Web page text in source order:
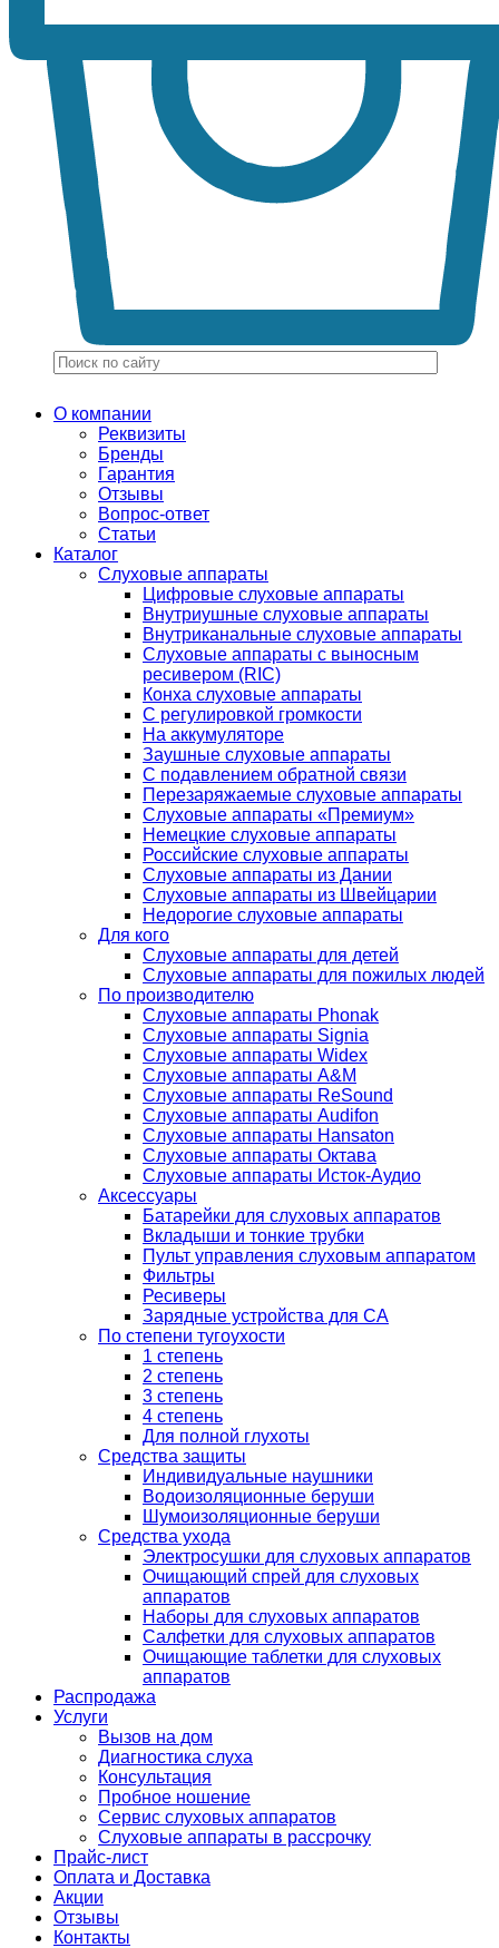
О компании
Реквизиты
Бренды
Гарантия
Отзывы
Вопрос-ответ
Статьи
Каталог
Слуховые аппараты
Цифровые слуховые аппараты
Внутриушные слуховые аппараты
Внутриканальные слуховые аппараты
Слуховые аппараты с выносным
ресивером (RIC)
Конха слуховые аппараты
С регулировкой громкости
На аккумуляторе
Заушные слуховые аппараты
C подавлением обратной связи
Перезаряжаемые слуховые аппараты
Слуховые аппараты «Премиум»
Немецкие слуховые аппараты
Российские слуховые аппараты
Слуховые аппараты из Дании
Слуховые аппараты из Швейцарии
Недорогие слуховые аппараты
Для кого
Слуховые аппараты для детей
Слуховые аппараты для пожилых людей
По производителю
Слуховые аппараты Phonak
Слуховые аппараты Signia
Слуховые аппараты Widex
Слуховые аппараты A&M
Слуховые аппараты ReSound
Слуховые аппараты Audifon
Слуховые аппараты Hansaton
Слуховые аппараты Октава
Слуховые аппараты Исток-Аудио
Аксессуары
Батарейки для слуховых аппаратов
Вкладыши и тонкие трубки
Пульт управления слуховым аппаратом
Фильтры
Ресиверы
Зарядные устройства для СА
По степени тугоухости
1 степень
2 степень
3 степень
4 степень
Для полной глухоты
Средства защиты
Индивидуальные наушники
Водоизоляционные беруши
Шумоизоляционные беруши
Средства ухода
Электросушки для слуховых аппаратов
Очищающий спрей для слуховых
аппаратов
Наборы для слуховых аппаратов
Салфетки для слуховых аппаратов
Очищающие таблетки для слуховых
аппаратов
Распродажа
Услуги
Вызов на дом
Диагностика слуха
Консультация
Пробное ношение
Сервис слуховых аппаратов
Слуховые аппараты в рассрочку
Прайс-лист
Оплата и Доставка
Акции
Отзывы
Контакты